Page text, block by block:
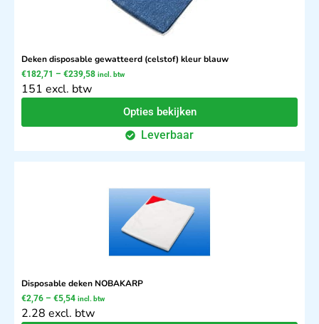
Deken disposable gewatteerd (celstof) kleur blauw
€182,71 – €239,58 incl. btw
151 excl. btw
Opties bekijken
Leverbaar
Disposable deken NOBAKARP
€2,76 – €5,54 incl. btw
2.28 excl. btw